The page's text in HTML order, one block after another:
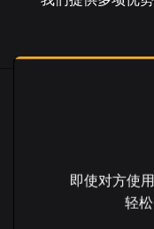
即使对方使
轻